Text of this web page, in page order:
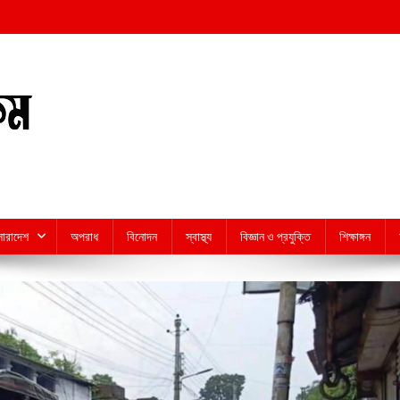
অপরাধ বিনোদন স্বাস্থ্য বিজ্ঞান ও প্রযুক্তি শিক্ষাঙ্গন